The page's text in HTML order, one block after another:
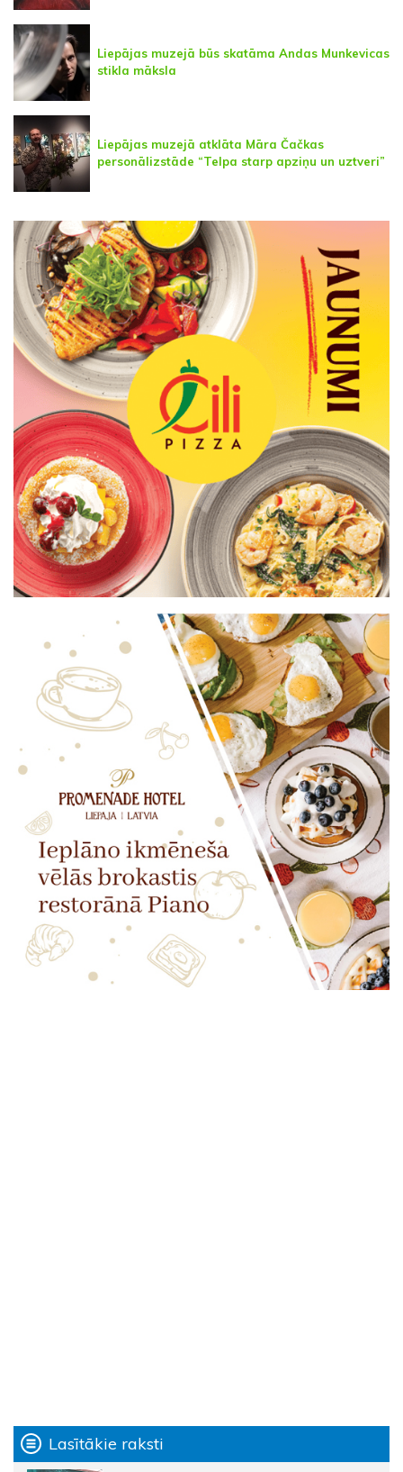
Liepājas muzejā būs skatāma Andas Munkevicas
stikla māksla
Liepājas muzejā atklāta Māra Čačkas
personālizstāde “Telpa starp apziņu un uztveri”
Lasītākie raksti